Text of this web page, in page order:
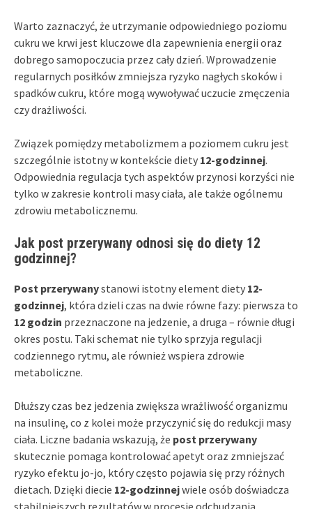
Warto zaznaczyć, że utrzymanie odpowiedniego poziomu
cukru we krwi jest kluczowe dla zapewnienia energii oraz
dobrego samopoczucia przez cały dzień. Wprowadzenie
regularnych posiłków zmniejsza ryzyko nagłych skoków i
spadków cukru, które mogą wywoływać uczucie zmęczenia
czy drażliwości.
Związek pomiędzy metabolizmem a poziomem cukru jest
szczególnie istotny w kontekście diety 12-godzinnej.
Odpowiednia regulacja tych aspektów przynosi korzyści nie
tylko w zakresie kontroli masy ciała, ale także ogólnemu
zdrowiu metabolicznemu.
Jak post przerywany odnosi się do diety 12
godzinnej?
Post przerywanystanowi istotny element diety 12-
godzinnej, która dzieli czas na dwie równe fazy: pierwsza to
12 godzin przeznaczone na jedzenie, a druga – równie długi
okres postu. Taki schemat nie tylko sprzyja regulacji
codziennego rytmu, ale również wspiera zdrowie
metaboliczne.
Dłuższy czas bez jedzenia zwiększa wrażliwość organizmu
na insulinę, co z kolei może przyczynić się do redukcji masy
ciała. Liczne badania wskazują, że post przerywany
skutecznie pomaga kontrolować apetyt oraz zmniejszać
ryzyko efektu jo-jo, który często pojawia się przy różnych
dietach. Dzięki diecie 12-godzinnejwiele osób doświadcza
stabilniejszych rezultatów w procesie odchudzania.